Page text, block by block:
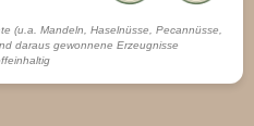
(u.a. Mandeln, Haselnüsse, Pecannüsse,
daraus gewonnene Erzeugnisse